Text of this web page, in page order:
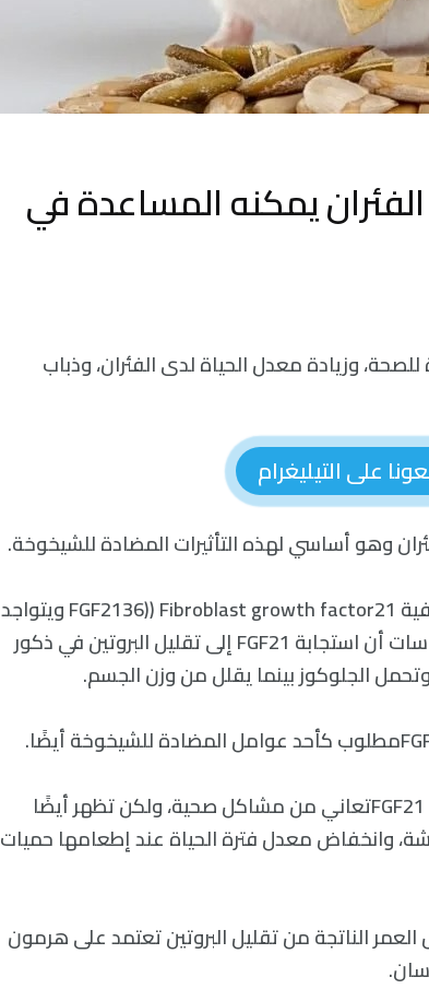
يمكنه المساعدة في
وزيادة معدل الحياة لدى الفئران، وذباب
على التيليغرام
وهو أساسي لهذه التأثيرات المضادة للشيخوخة.
يُدعى هذا الهرمون بعامل نمو الخلايا الليفية FGF2136)) Fibroblast growth factor21 ويتواجد
في الكبد في السنوات الأخيرة، أظهرت الدراسات أن استجابة FGF21 إلى تقليل البروتين في ذكور
الجلوكوز بينما يقلل من وزن الجسم.
«بالفعل، الفئران التي تعاني من نقص في FGF21تعاني من مشاكل صحية، ولكن تظهر أيضًا
وانخفاض معدل فترة الحياة عند إطعامها حميات
العمر الناتجة من تقليل البروتين تعتمد على هرمون